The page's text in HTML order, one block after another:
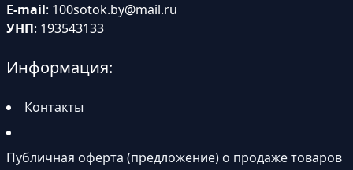
E-mail: 100sotok.by@mail.ru
УНП: 193543133
Информация:
Контакты
Публичная оферта (предложение) о продаже товаров